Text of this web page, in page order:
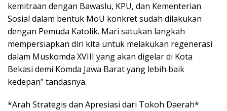
kemitraan dengan Bawaslu, KPU, dan Kementerian
Sosial dalam bentuk MoU konkret sudah dilakukan
dengan Pemuda Katolik. Mari satukan langkah
mempersiapkan diri kita untuk melakukan regenerasi
dalam Muskomda XVIII yang akan digelar di Kota
Bekasi demi Komda Jawa Barat yang lebih baik
kedepan” tandasnya.
*Arah Strategis dan Apresiasi dari Tokoh Daerah*